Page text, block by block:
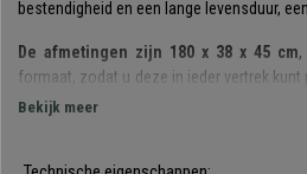
bestendigheid en een lange levensduur,
De afmetingen zijn 180 x 38 x 45 cm
formaat, zodat u deze in ieder vertrek
kunt benutten. Hij beschikt over
Bekijk meer